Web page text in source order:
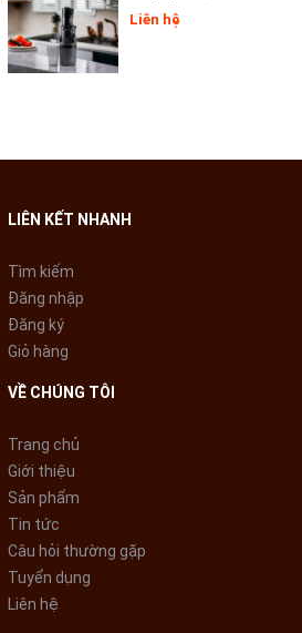
Sử dụng trên nhiều loại bếp:
Chảo chống dính GSC428 hấp thu
sử dụng trên nhiều loại bếp (không
với nhu cầu sử dụng của gia đình bạn.
Liên hệ
LIÊN KẾT NHANH
Tìm kiếm
Đăng nhập
Đăng ký
Giỏ hàng
VỀ CHÚNG TÔI
Trang chủ
Giới thiệu
Sản phẩm
Tin tức
Câu hỏi thường gặp
Tuyển dụng
Liên hệ